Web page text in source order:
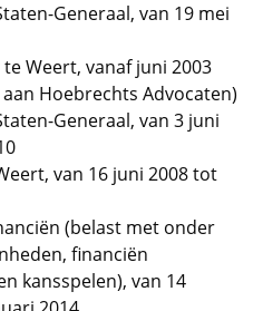
Generaal, van 19 mei
Weert, vanaf juni 2003
Hoebrechts Advocaten)
Generaal, van 3 juni
van 16 juni 2008 tot
(belast met onder
financiën
kansspelen), van 14